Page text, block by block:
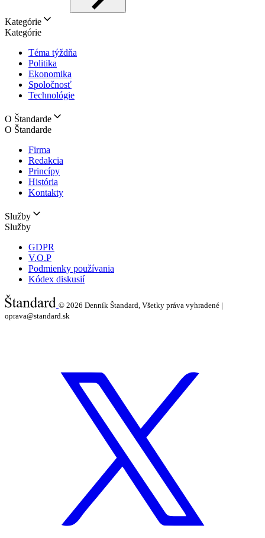
Kategórie
Kategórie
Téma týždňa
Politika
Ekonomika
Spoločnosť
Technológie
O Štandarde
O Štandarde
Firma
Redakcia
Princípy
História
Kontakty
Služby
Služby
GDPR
V.O.P
Podmienky používania
Kódex diskusií
© 2026 Denník Štandard, Všetky práva vyhradené |
oprava@standard.sk